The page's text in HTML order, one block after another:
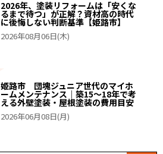
2026年、塗装リフォームは「安くな
るまで待つ」が正解？資材高の時代
に後悔しない判断基準【姫路市】
2026年08月06日(木)
姫路市 団塊ジュニア世代のマイホ
ームメンテナンス｜築15〜18年で考
える外壁塗装・屋根塗装の費用目安
2026年06月08日(月)